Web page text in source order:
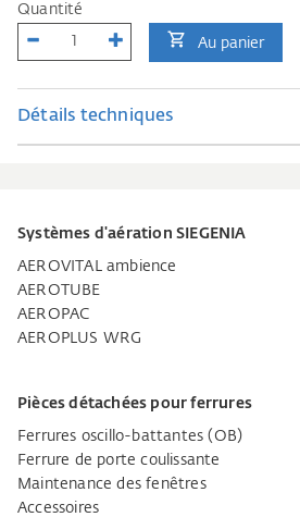
Quantité
Au panier
Détails techniques
Systèmes d'aération SIEGENIA
AEROVITAL ambience
AEROTUBE
AEROPAC
AEROPLUS WRG
Pièces détachées pour ferrures
Ferrures oscillo-battantes (OB)
Ferrure de porte coulissante
Maintenance des fenêtres
Accessoires